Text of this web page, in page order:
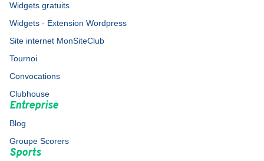
Widgets gratuits
Widgets - Extension Wordpress
Site internet MonSiteClub
Tournoi
Convocations
Clubhouse
Entreprise
Blog
Groupe Scorers
Sports